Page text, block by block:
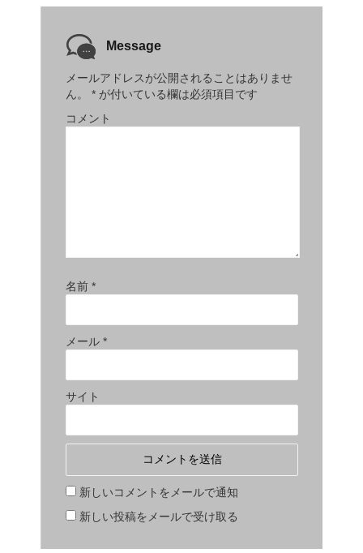
Message
メールアドレスが公開されることはありませ
ん。
* が付いている欄は必須項目です
コメント
名前 *
メール *
サイト
新しいコメントをメールで通知
新しい投稿をメールで受け取る